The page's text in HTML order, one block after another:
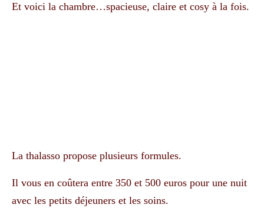
Et voici la chambre…spacieuse, claire et cosy à la fois.
La thalasso propose plusieurs formules.
Il vous en coûtera entre 350 et 500 euros pour une nuit
avec les petits déjeuners et les soins.